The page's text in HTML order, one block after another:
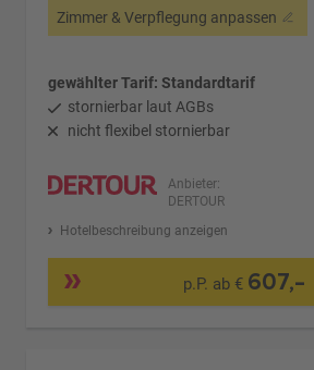
Zimmer & Verpflegung anpassen
gewählter Tarif: Standardtarif
stornierbar laut AGBs
nicht flexibel stornierbar
Anbieter:
DERTOUR
Hotelbeschreibung anzeigen
p.P. ab € 607,-